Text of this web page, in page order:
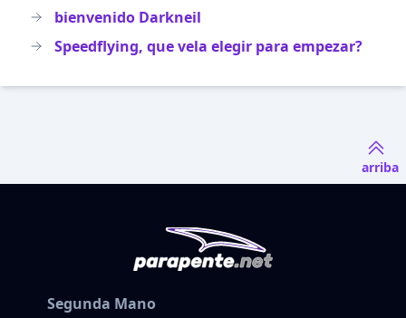
bienvenido Darkneil
Speedflying, que vela elegir para empezar?
arriba
Segunda Mano